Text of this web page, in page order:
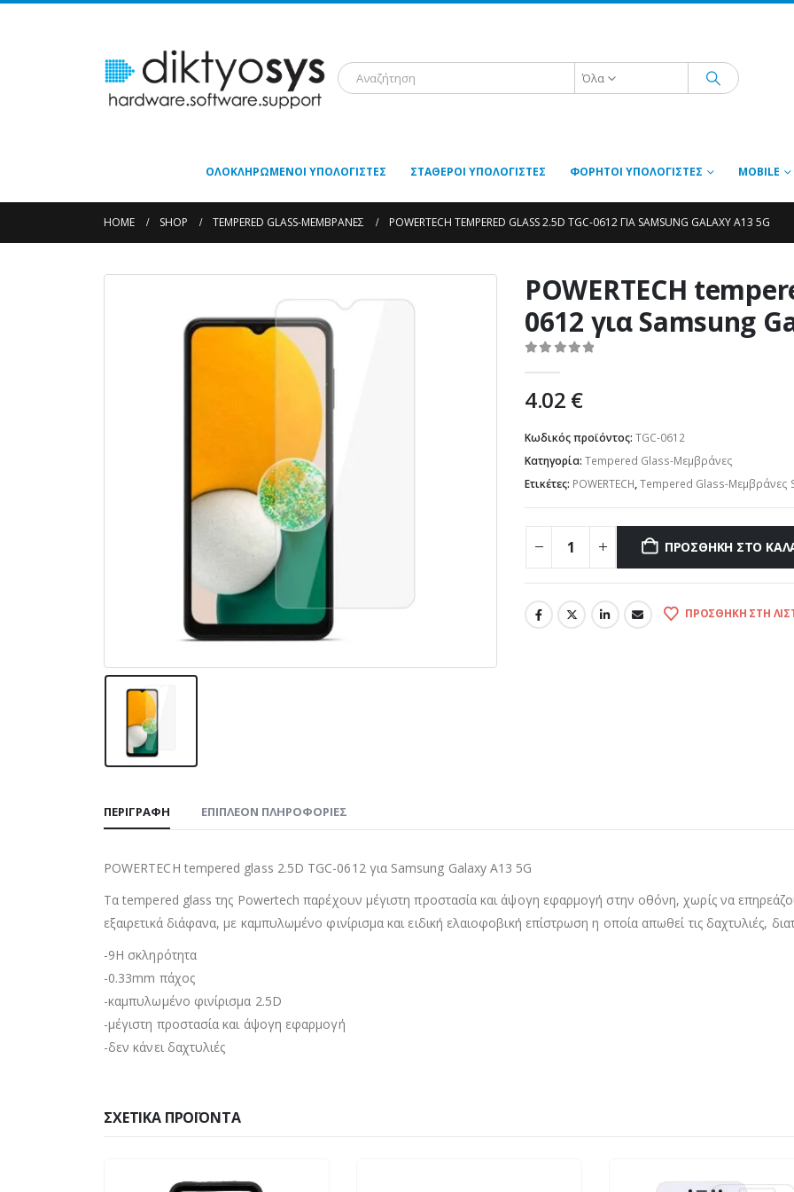
Όλα
ΟΛΟΚΛΗΡΩΜΈΝΟΙ ΥΠΟΛΟΓΙΣΤΈΣ ΣΤΑΘΕΡΟΊ ΥΠΟΛΟΓΙΣΤΈΣ ΦΟΡΗΤΟΊ ΥΠΟΛΟΓΙΣΤΈΣ MOBILE
HOME SHOP TEMPERED GLASS-ΜΕΜΒΡΆΝΕΣ POWERTECH TEMPERED GLASS 2.5D TGC-0612 ΓΙΑ SAMSUNG GALAXY A13 5G
POWERTECH
0612 για Samsung
4.02 €
Κωδικός προϊόντος: TGC-0612
Κατηγορία: Tempered Glass-Μεμβράνες
Ετικέτες: POWERTECH,Tempered Glass-Μεμβράνες
ΠΡΟΣΘΉΚΗ ΣΤΟ
ΠΡΟΣΘΉΚΗ ΣΤΗ
ΠΕΡΙΓΡΑΦΉ ΕΠΙΠΛΈΟΝ ΠΛΗΡΟΦΟΡΊΕΣ
POWERTECH tempered glass 2.5D TGC-0612 για Samsung Galaxy A13 5G
Τα tempered glass της Powertech παρέχουν μέγιστη προστασία και άψογη εφαρμογή στην οθόνη, χωρίς να
εξαιρετικά διάφανα, με καμπυλωμένο φινίρισμα και ειδική ελαιοφοβική επίστρωση η οποία απωθεί τις δαχτυλιές,
-9H σκληρότητα
-0.33mm πάχος
-καμπυλωμένο φινίρισμα 2.5D
-μέγιστη προστασία και άψογη εφαρμογή
-δεν κάνει δαχτυλιές
ΣΧΕΤΙΚΆ ΠΡΟΪΌΝΤΑ